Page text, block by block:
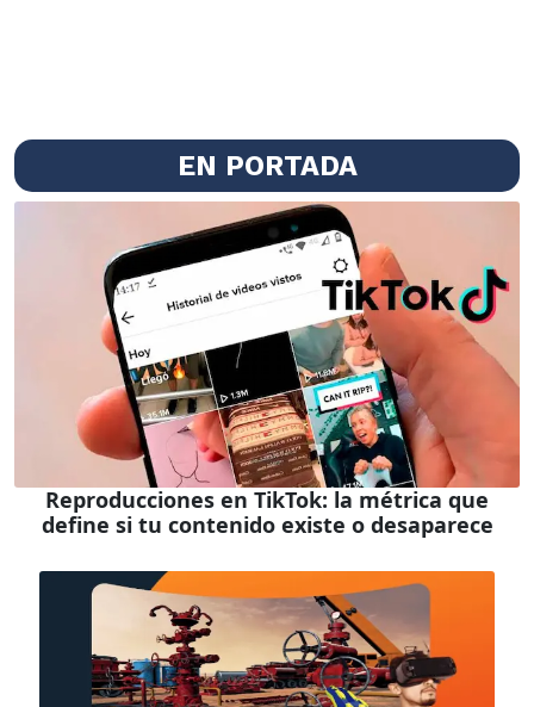
EN PORTADA
Reproducciones en TikTok: la métrica que
define si tu contenido existe o desaparece